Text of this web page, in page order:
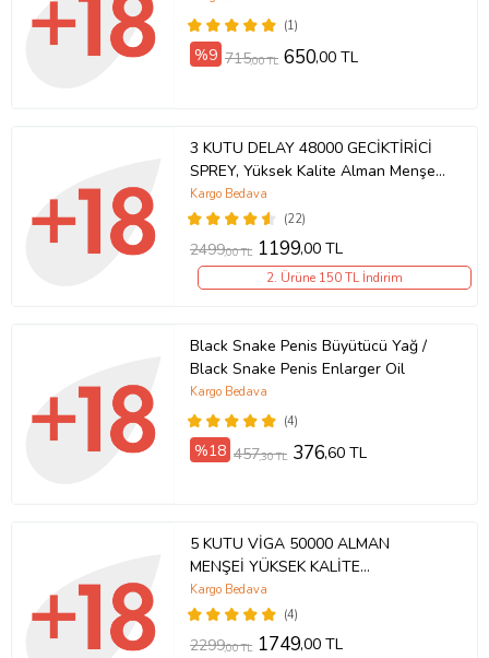
Erkeğe Özel Kaldırıcı Sertleştirici
Geciktirici Sprey
(1)
%9 715,00 TL 650,00 TL
3 KUTU DELAY 48000 GECİKTİRİCİ
SPREY, Yüksek Kalite Alman Menşei
Delay Sprey- Aynı Gün Kargo Teslim
(22)
Kargo Bedava
2499,00 TL 1199,00 TL
2. Ürüne 150 TL İndirim
Black Snake Penis Büyütücü Yağ /
Black Snake Penis Enlarger Oil
(4)
Kargo Bedava
%18 457,30 TL 376,60 TL
5 KUTU VİGA 50000 ALMAN
MENŞEİ YÜKSEK KALİTE
GECİKTİRİCİ KREM- PREMİUM
QUALTY HEDİYELİ ÜRÜN %100
ORJİNAL
(4)
Kargo Bedava
2299,00 TL 1749,00 TL